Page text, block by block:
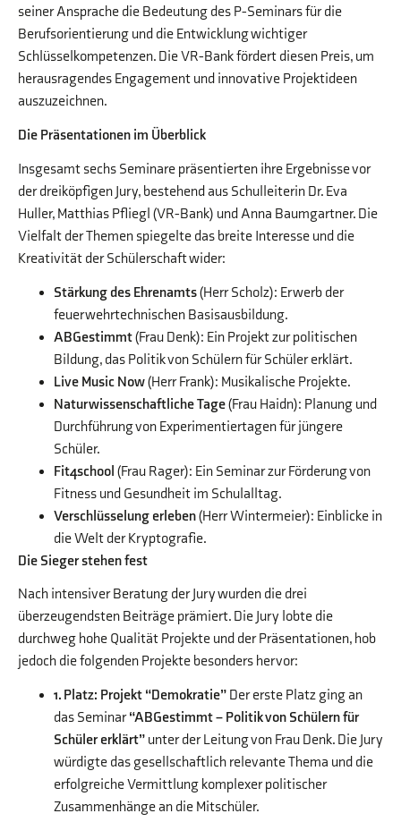
seiner Ansprache die Bedeutung des P-Seminars für die
Berufsorientierung und die Entwicklung wichtiger
Schlüsselkompetenzen. Die VR-Bank fördert diesen Preis, um
herausragendes Engagement und innovative Projektideen
auszuzeichnen.
Die Präsentationen im Überblick
Insgesamt sechs Seminare präsentierten ihre Ergebnisse vor
der dreiköpfigen Jury, bestehend aus Schulleiterin Dr. Eva
Huller, Matthias Pfliegl (VR-Bank) und Anna Baumgartner. Die
Vielfalt der Themen spiegelte das breite Interesse und die
Kreativität der Schülerschaft wider:
Stärkung des Ehrenamts(Herr Scholz): Erwerb der
feuerwehrtechnischen Basisausbildung.
ABGestimmt(Frau Denk): Ein Projekt zur politischen
Bildung, das Politik von Schülern für Schüler erklärt.
Live Music Now(Herr Frank): Musikalische Projekte.
Naturwissenschaftliche Tage(Frau Haidn): Planung und
Durchführung von Experimentiertagen für jüngere
Schüler.
Fit4school (Frau Rager): Ein Seminar zur Förderung von
Fitness und Gesundheit im Schulalltag.
Verschlüsselung erleben(Herr Wintermeier): Einblicke in
die Welt der Kryptografie.
Die Sieger stehen fest
Nach intensiver Beratung der Jury wurden die drei
überzeugendsten Beiträge prämiert. Die Jury lobte die
durchweg hohe Qualität Projekte und der Präsentationen, hob
jedoch die folgenden Projekte besonders hervor:
1. Platz: Projekt “Demokratie” Der erste Platz ging an
das Seminar“ABGestimmt – Politik von Schülern für
Schüler erklärt” unter der Leitung von Frau Denk. Die Jury
würdigte das gesellschaftlich relevante Thema und die
erfolgreiche Vermittlung komplexer politischer
Zusammenhänge an die Mitschüler.